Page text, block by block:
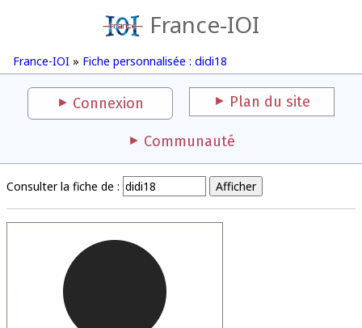
France-IOI
France-IOI » Fiche personnalisée : didi18
Connexion Plan du site
Communauté
Consulter la fiche de :